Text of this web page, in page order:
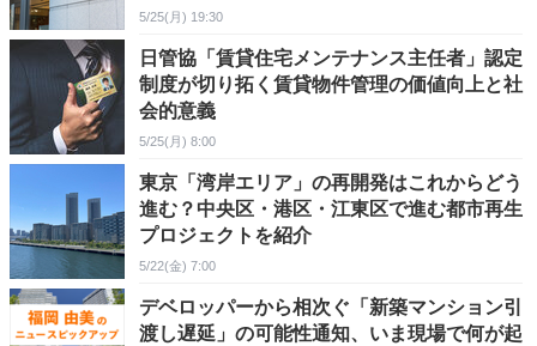
5/25(月) 19:30
日管協「賃貸住宅メンテナンス主任者」認定
制度が切り拓く賃貸物件管理の価値向上と社
会的意義
5/25(月) 8:00
東京「湾岸エリア」の再開発はこれからどう
進む？中央区・港区・江東区で進む都市再生
プロジェクトを紹介
5/22(金) 7:00
デベロッパーから相次ぐ「新築マンション引
渡し遅延」の可能性通知、いま現場で何が起